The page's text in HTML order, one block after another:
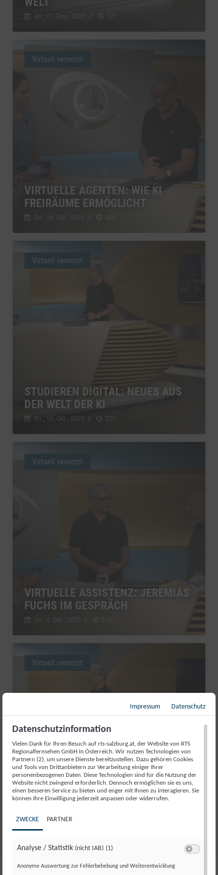
Do., 11. Dez.. 2025 127
VIRTUELLE AGENTEN: WIE KI
FREIRÄUME ERMÖGLICHT
Do., 16. Okt.. 2025
Virtuell vernetzt
STUDIEREN DIGITAL: NEUES AUS
DER WELT DER KI
Do., 16. Okt.. 2025 // 221
Virtuell vernetzt
VIRTUELLE ASSISTENZ: JEREMIAS
FUCHS IM GESPRÄCH
Do., 2. Okt.. 2025
Virtuell vernetzt
VON PINZGAU BIS ZUR UNO:
Do., 2. Okt.. 2025
Virtuell vernetzt
Impressum Datenschutz
Datenschutzinformation
Vielen Dank für Ihren Besuch auf rts-salzburg.at, der Website von RTS
Regionalfernsehen GmbH in Österreich. Wir nutzen Technologien von
Partnern (2), um unsere Dienste bereitzustellen. Dazu gehören Cookies
und Tools von Drittanbietern zur Verarbeitung einiger Ihrer
personenbezogenen Daten. Diese Technologien sind für die Nutzung der
Website nicht zwingend erforderlich. Dennoch ermöglichen sie es uns,
einen besseren Service zu bieten und enger mit Ihnen zu interagieren. Sie
können Ihre Einwilligung jederzeit anpassen oder widerrufen.
ZWECKE PARTNER
Analyse / Statistik (nicht IAB) (1)
Anonyme Auswertung zur Fehlerbehebung und Weiterentwicklung